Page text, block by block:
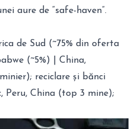
aure de “safe-haven”.
de Sud (~75% din oferta
(~5%) | China,
reciclare și bănci
Peru, China (top 3 mine);